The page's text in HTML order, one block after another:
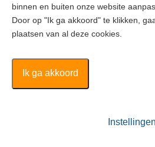
ZZPers
Inschrijven
Algemene
binnen en buiten onze website
Door op "Ik ga akkoord" te klikken,
plaatsen van al deze cookies.
Ik ga akkoord
Instellingen